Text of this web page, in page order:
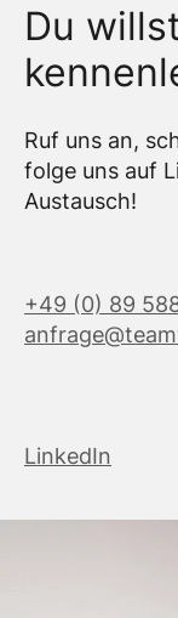
Du
Ruf uns an,
folge uns auf
Austausch!
+49 (0) 89
LinkedIn